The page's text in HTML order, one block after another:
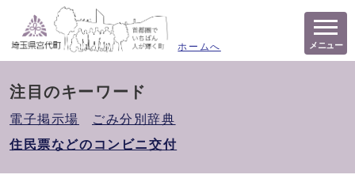
ホームへ メニュー
注目のキーワード
電子掲示場
ごみ分別辞典
住民票などのコンビニ交付